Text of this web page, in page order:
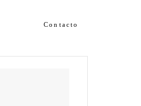
Contacto